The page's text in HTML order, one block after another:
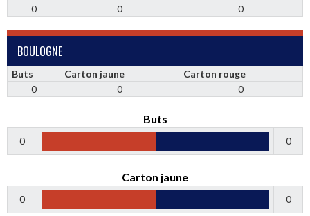
0
0 0
BOULOGNE
Buts Carton jaune
Carton rouge
0
0 0
Buts
0 0
Carton jaune
0 0